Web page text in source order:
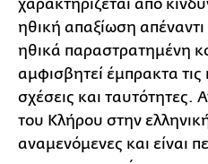
χαρακτηρίζεται από
ηθική απαξίωση
ηθικά παραστρατημένη
αμφισβητεί έμπρακτα
σχέσεις και ταυτότητες.
του Κλήρου στην
αναμενόμενες και είναι